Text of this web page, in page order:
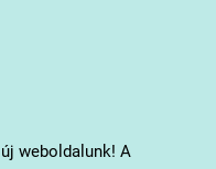
weboldalunk! A